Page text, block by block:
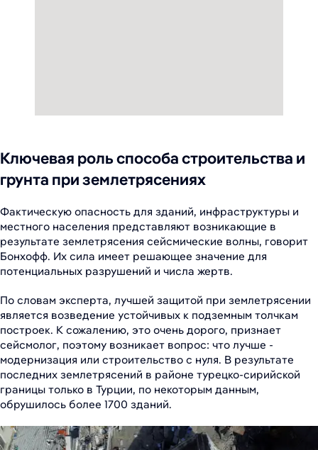
Ключевая роль способа строительства и
грунта при землетрясениях
Фактическую опасность для зданий, инфраструктуры и
местного населения представляют возникающие в
результате землетрясения сейсмические волны, говорит
Бонхофф. Их сила имеет решающее значение для
потенциальных разрушений и числа жертв.
По словам эксперта, лучшей защитой при землетрясении
является возведение устойчивых к подземным толчкам
построек. К сожалению, это очень дорого, признает
сейсмолог, поэтому возникает вопрос: что лучше -
модернизация или строительство с нуля. В результате
последних землетрясений в районе турецко-сирийской
границы только в Турции, по некоторым данным,
обрушилось более 1700 зданий.